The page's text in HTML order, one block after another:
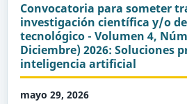
Convocatoria para someter
investigación científica y/o
tecnológico - Volumen 4,
Diciembre) 2026: Soluciones
inteligencia artificial
mayo 29, 2026